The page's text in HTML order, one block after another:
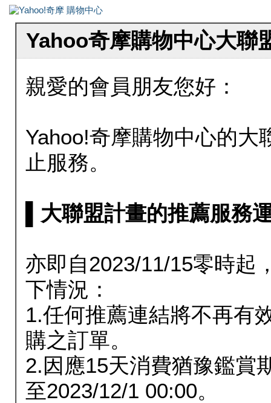
Yahoo奇摩購物中心大聯
親愛的會員朋友您好：
Yahoo!奇摩購物中心的大
止服務。
▌大聯盟計畫的推薦服務
亦即自2023/11/15零時起
下情況：
1.任何推薦連結將不再有
購之訂單。
2.因應15天消費猶豫鑑賞
至2023/12/1 00:00。